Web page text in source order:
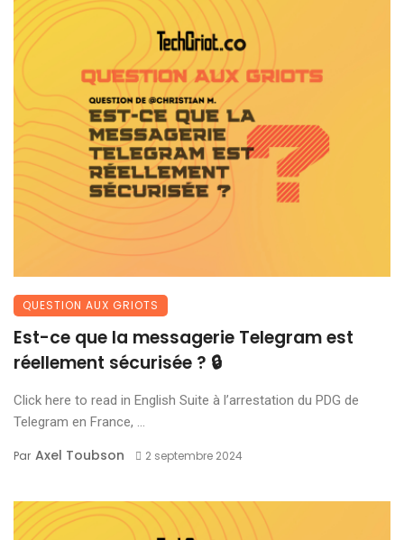
QUESTION AUX GRIOTS
Est-ce que la messagerie Telegram est
réellement sécurisée ? 🔒
Click here to read in English Suite à l’arrestation du PDG de
Telegram en France, ...
Par Axel Toubson 2 septembre 2024